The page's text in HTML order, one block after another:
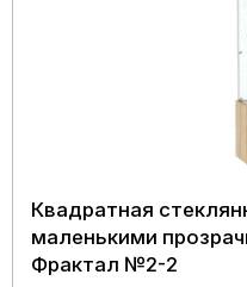
Квадратная
маленькими
Фрактал №2-2